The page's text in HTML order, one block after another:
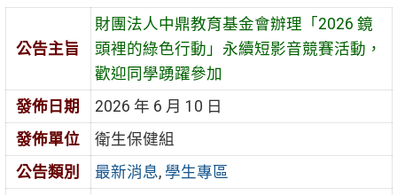
公告主旨
財團法人中鼎教育基金會辦理「2026 鏡
頭裡的綠色行動」永續短影音競賽活動，
歡迎同學踴躍參加
發佈日期
2026 年 6 月 10 日
發佈單位
衛生保健組
公告類別
最新消息, 學生專區